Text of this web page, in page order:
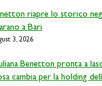
riapre lo storico
a Bari
3, 2026
Benetton pronta a
cambia per la holding